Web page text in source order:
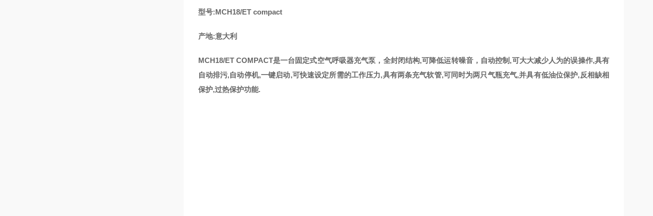
型号:MCH18/ET compact
产地:意大利
MCH18/ET COMPACT是一台固定式空气呼吸器充气泵，全封闭结构,可降低运转噪音，自动控制,可大大减少人为的误操作,具有
自动排污,自动停机,一键启动,可快速设定所需的工作压力,具有两条充气软管,可同时为两只气瓶充气,并具有低油位保护,反相缺相
保护,过热保护功能.